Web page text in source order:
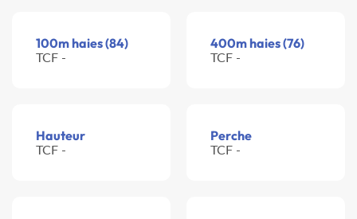
100m haies (84)
TCF -
400m haies (76)
TCF -
Hauteur
TCF -
Perche
TCF -